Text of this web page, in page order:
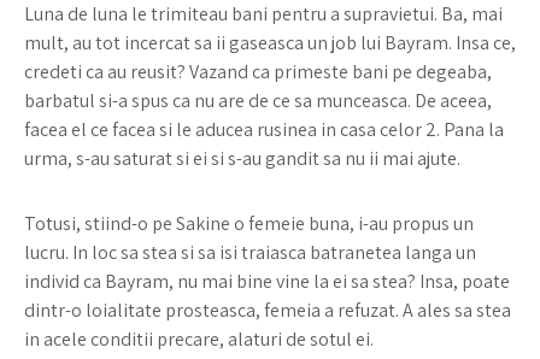
Luna de luna le trimiteau bani pentru a supravietui. Ba, mai
mult, au tot incercat sa ii gaseasca un job lui Bayram. Insa ce,
credeti ca au reusit? Vazand ca primeste bani pe degeaba,
barbatul si-a spus ca nu are de ce sa munceasca. De aceea,
facea el ce facea si le aducea rusinea in casa celor 2. Pana la
urma, s-au saturat si ei si s-au gandit sa nu ii mai ajute.
Totusi, stiind-o pe Sakine o femeie buna, i-au propus un
lucru. In loc sa stea si sa isi traiasca batranetea langa un
individ ca Bayram, nu mai bine vine la ei sa stea? Insa, poate
dintr-o loialitate prosteasca, femeia a refuzat. A ales sa stea
in acele conditii precare, alaturi de sotul ei.